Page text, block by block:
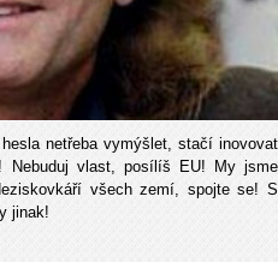
netřeba vymýšlet, stačí inovovat
Nebuduj vlast, posílíš EU! My jsme
všech zemí, spojte se! S
jinak!